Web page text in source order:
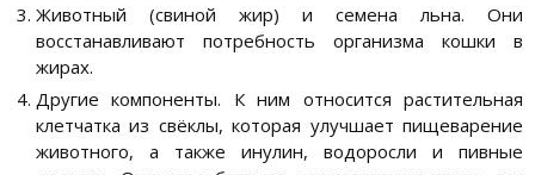
Животный (свиной жир) и семена льна. Они
восстанавливают потребность организма кошки в
жирах.
Другие компоненты. К ним относится растительная
клетчатка из свёклы, которая улучшает пищеварение
животного, а также инулин, водоросли и пивные